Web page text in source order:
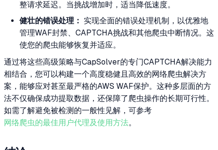
整请求延迟。当挑战增加时，适当降低速度。
健壮的错误处理： 实现全面的错误处理机制，以优雅地
管理WAF封禁、CAPTCHA挑战和其他爬虫中断情况。这
使您的爬虫能够恢复并适应。
通过将这些高级策略与CapSolver的专门CAPTCHA解决能力
相结合，您可以构建一个高度稳健且高效的网络爬虫解决方
案，能够应对甚至最严格的AWS WAF保护。这种多层面的方
法不仅确保成功提取数据，还保障了爬虫操作的长期可行性。
如需了解避免被检测的一般性见解，可参考
网络爬虫的最佳用户代理及使用方法。